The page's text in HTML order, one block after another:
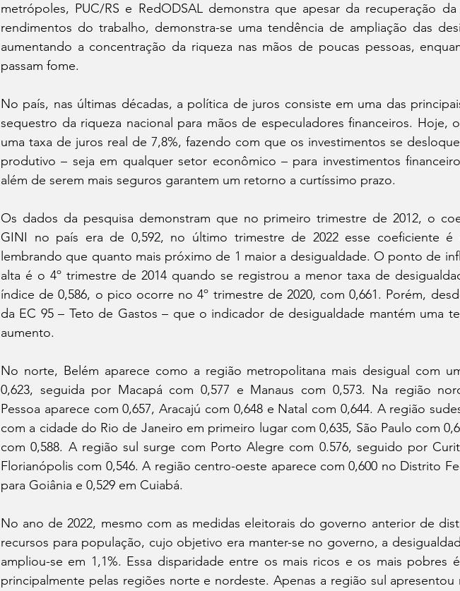
metrópoles, PUC/RS e RedODSAL demonstra que apesar da recuperação
rendimentos do trabalho, demonstra-se uma tendência de ampliação das
aumentando a concentração da riqueza nas mãos de poucas pessoas,
passam fome.
No país, nas últimas décadas, a política de juros consiste em uma das
sequestro da riqueza nacional para mãos de especuladores financeiros. Hoje,
uma taxa de juros real de 7,8%, fazendo com que os investimentos se
produtivo – seja em qualquer setor econômico – para investimentos
além de serem mais seguros garantem um retorno a curtíssimo prazo.
Os dados da pesquisa demonstram que no primeiro trimestre de 2012, o
GINI no país era de 0,592, no último trimestre de 2022 esse coeficiente é
lembrando que quanto mais próximo de 1 maior a desigualdade. O ponto de
alta é o 4º trimestre de 2014 quando se registrou a menor taxa de
índice de 0,586, o pico ocorre no 4º trimestre de 2020, com 0,661. Porém,
da EC 95 – Teto de Gastos – que o indicador de desigualdade mantém uma
aumento.
No norte, Belém aparece como a região metropolitana mais desigual com
0,623, seguida por Macapá com 0,577 e Manaus com 0,573. Na região
Pessoa aparece com 0,657, Aracajú com 0,648 e Natal com 0,644. A região
com a cidade do Rio de Janeiro em primeiro lugar com 0,635, São Paulo com
com 0,588. A região sul surge com Porto Alegre com 0.576, seguido por
Florianópolis com 0,546. A região centro-oeste aparece com 0,600 no Distrito
para Goiânia e 0,529 em Cuiabá.
No ano de 2022, mesmo com as medidas eleitorais do governo anterior de
recursos para população, cujo objetivo era manter-se no governo, a
ampliou-se em 1,1%. Essa disparidade entre os mais ricos e os mais pobres
principalmente pelas regiões norte e nordeste. Apenas a região sul apresentou